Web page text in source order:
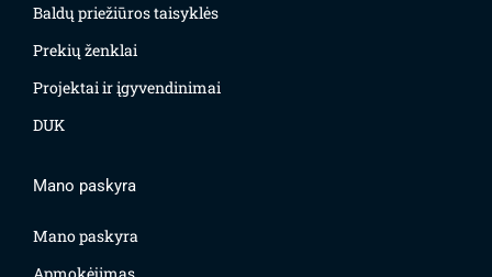
Baldų priežiūros taisyklės
Prekių ženklai
Projektai ir įgyvendinimai
DUK
Mano paskyra
Mano paskyra